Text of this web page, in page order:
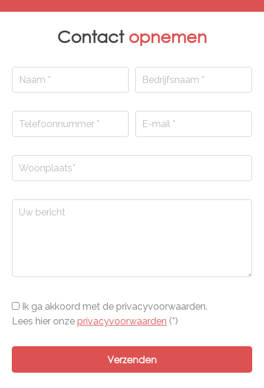
Contact opnemen
Ik ga akkoord met de privacyvoorwaarden.
Lees hier onze privacyvoorwaarden (*)